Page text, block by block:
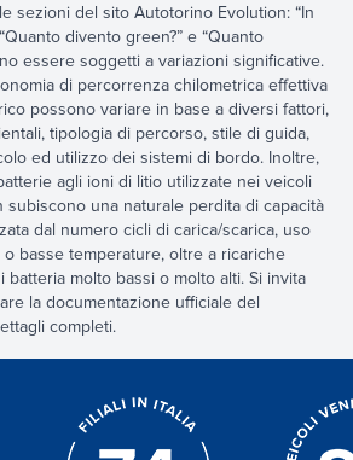
sezioni del sito Autotorino Evolution: “In
divento green?” e “Quanto
essere soggetti a variazioni significative.
di percorrenza chilometrica effettiva
possono variare in base a diversi fattori,
tipologia di percorso, stile di guida,
ed utilizzo dei sistemi di bordo. Inoltre,
agli ioni di litio utilizzate nei veicoli
subiscono una naturale perdita di capacità
dal numero cicli di carica/scarica, uso
basse temperature, oltre a ricariche
batteria molto bassi o molto alti. Si invita
la documentazione ufficiale del
completi.